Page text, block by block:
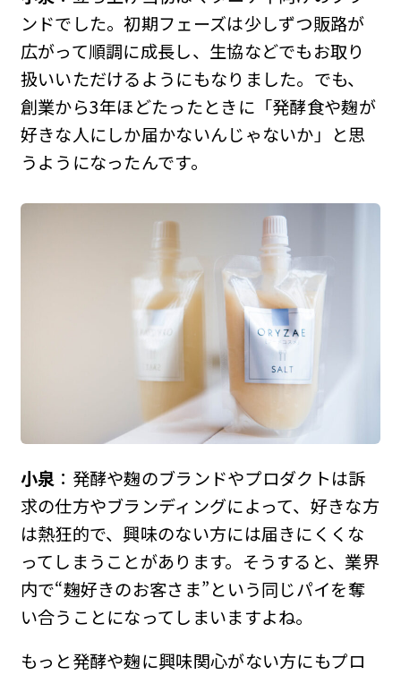
ンドでした。初期フェーズは少しずつ販路が
広がって順調に成長し、生協などでもお取り
扱いいただけるようにもなりました。でも、
創業から3年ほどたったときに「発酵食や麹が
好きな人にしか届かないんじゃないか」と思
うようになったんです。
小泉 ：発酵や麹のブランドやプロダクトは訴
求の仕方やブランディングによって、好きな方
は熱狂的で、興味のない方には届きにくくな
ってしまうことがあります。そうすると、業界
内で“麹好きのお客さま”という同じパイを奪
い合うことになってしまいますよね。
もっと発酵や麹に興味関心がない方にもプロ